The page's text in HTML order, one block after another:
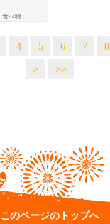
食べ物
4 5 6 7 8
>
>>
このページのトップへ